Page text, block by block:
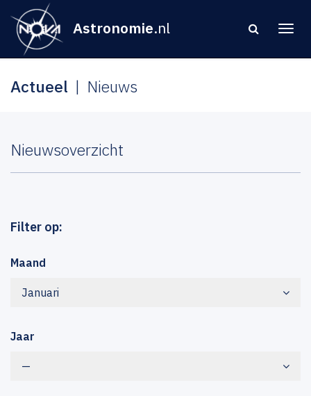
Astronomie.nl
Actueel Nieuws
Nieuwsoverzicht
Filter op:
Maand
Januari
Jaar
—